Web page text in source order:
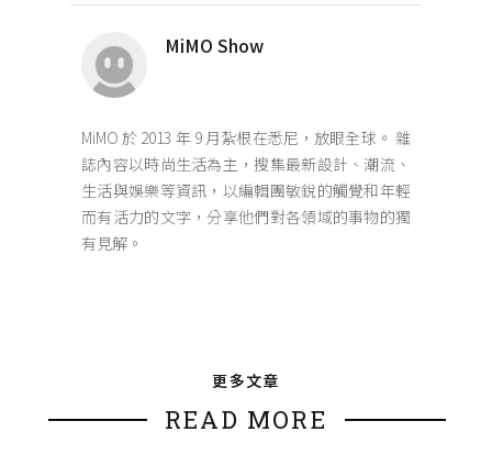
MiMO Show
MiMO 於 2013 年 9 月紮根在悉尼，放眼全球。 雜
誌內容以時尚生活為主，搜集最新設計、潮流、
生活與娛樂等資訊，以編輯團敏銳的觸覺和年輕
而有活力的文字，分享他們對各領域的事物的獨
有見解。
更多文章
READ MORE